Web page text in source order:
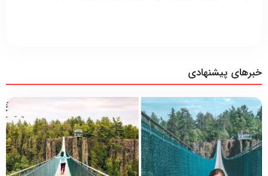
خبرهای پیشنهادی